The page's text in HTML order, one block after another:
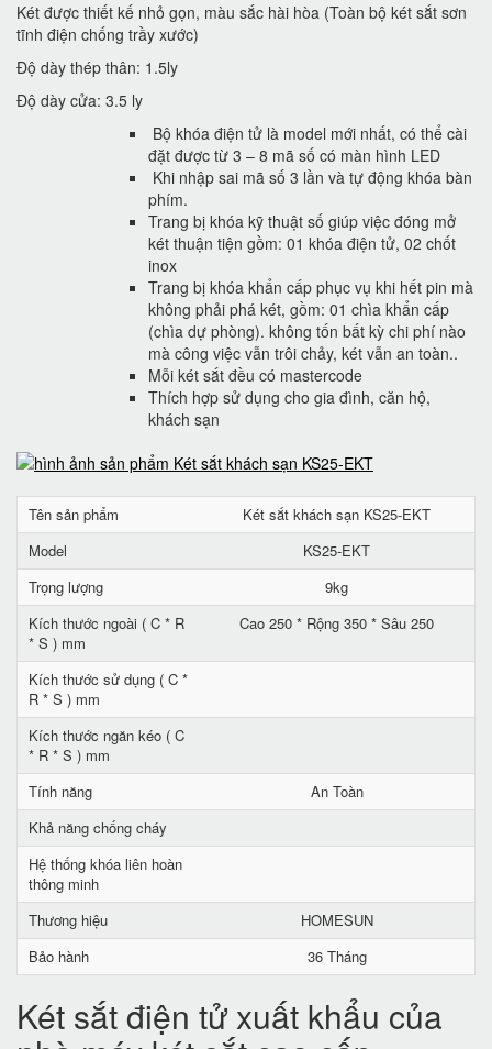
Két được thiết kế nhỏ gọn, màu sắc hài hòa (Toàn bộ két sắt sơn
tĩnh điện chống trầy xước)
Độ dày thép thân: 1.5ly
Độ dày cửa: 3.5 ly
Bộ khóa điện tử là model mới nhất, có thể cài
đặt được từ 3 – 8 mã số có màn hình LED
Khi nhập sai mã số 3 lần và tự động khóa bàn
phím.
Trang bị khóa kỹ thuật số giúp việc đóng mở
két thuận tiện gồm: 01 khóa điện tử, 02 chốt
inox
Trang bị khóa khẩn cấp phục vụ khi hết pin mà
không phải phá két, gồm: 01 chìa khẩn cấp
(chìa dự phòng). không tốn bất kỳ chi phí nào
mà công việc vẫn trôi chảy, két vẫn an toàn..
Mỗi két sắt đều có mastercode
Thích hợp sử dụng cho gia đình, căn hộ,
khách sạn
Tên sản phẩm
Két sắt khách sạn KS25-EKT
Model
KS25-EKT
Trọng lượng
9kg
Kích thước ngoài ( C * R
* S ) mm
Cao 250 * Rộng 350 * Sâu 250
Kích thước sử dụng ( C *
R * S ) mm
Kích thước ngăn kéo ( C
* R * S ) mm
Tính năng
An Toàn
Khả năng chống cháy
Hệ thống khóa liên hoàn
thông minh
Thương hiệu
HOMESUN
Bảo hành
36 Tháng
Két sắt điện tử xuất khẩu của